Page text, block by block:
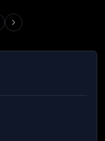
Ideal für Roboter-
Ellbogen-/Kniegelenke.